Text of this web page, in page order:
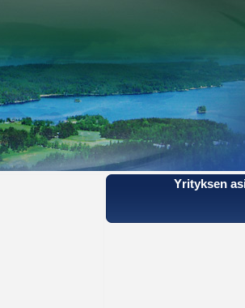
Yrityksen